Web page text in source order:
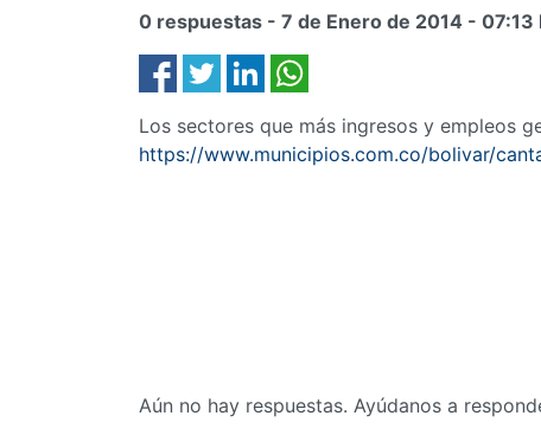
0 respuestas - 7 de Enero de 2014 - 07:13
Los sectores que más ingresos y empleos
https://www.municipios.com.co/bolivar/
Aún no hay respuestas. Ayúdanos a